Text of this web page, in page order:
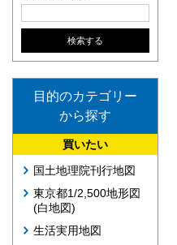
目的のカテゴリー
から探す
買いたい
国土地理院刊行地図
東京都1/2,500地形図
(白地図)
生活実用地図